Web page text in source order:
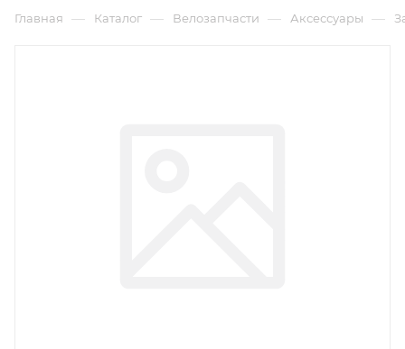
Главная — Каталог — Велозапчасти — Аксессуары —